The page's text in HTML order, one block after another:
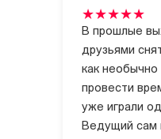
В прошлые
друзьями
как
провести
уже играли
Ведущий сам